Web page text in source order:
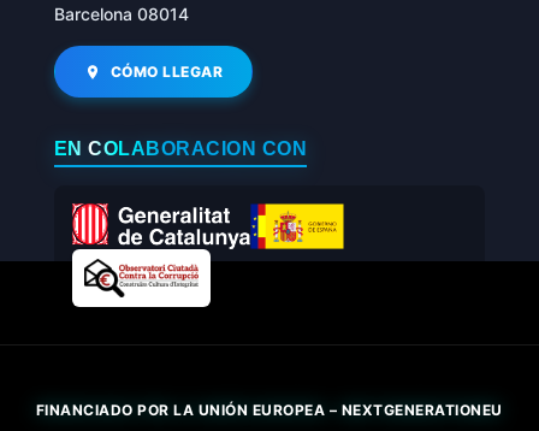
Barcelona 08014
CÓMO LLEGAR
EN COLABORACIÓN CON
FINANCIADO POR LA UNIÓN EUROPEA – NEXTGENERATIONEU